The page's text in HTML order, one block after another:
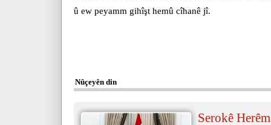
û ew peyamm gihîşt hemû cîhanê jî.
Nûçeyên din
Serokê